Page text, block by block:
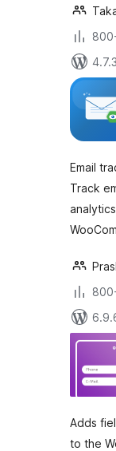
Email
Track
6.9.6
Adds
to the